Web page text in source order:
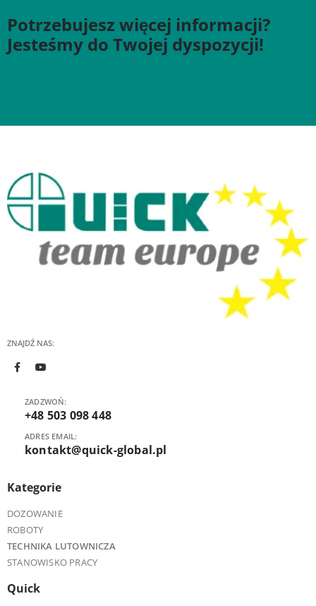
Potrzebujesz więcej informacji?
Jesteśmy do Twojej dyspozycji!
ZNAJDŹ NAS:
ZADZWOŃ:
+48 503 098 448
ADRES EMAIL:
kontakt@quick-global.pl
Kategorie
DOZOWANIE
ROBOTY
TECHNIKA LUTOWNICZA
STANOWISKO PRACY
Quick